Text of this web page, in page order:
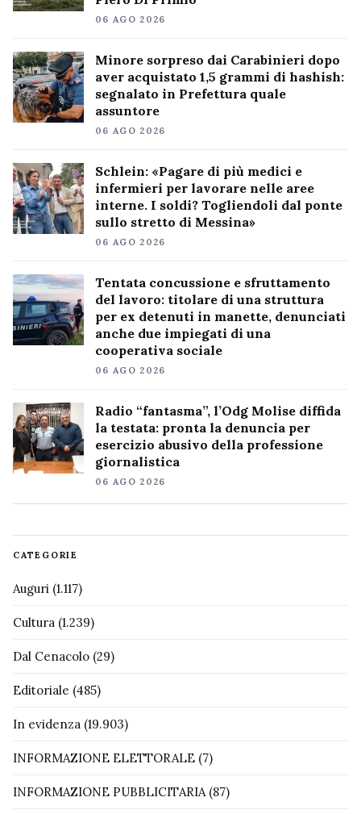
06 AGO 2026
Minore sorpreso dai Carabinieri dopo
aver acquistato 1,5 grammi di hashish:
segnalato in Prefettura quale
assuntore
06 AGO 2026
Schlein: «Pagare di più medici e
infermieri per lavorare nelle aree
interne. I soldi? Togliendoli dal ponte
sullo stretto di Messina»
06 AGO 2026
Tentata concussione e sfruttamento
del lavoro: titolare di una struttura
per ex detenuti in manette, denunciati
anche due impiegati di una
cooperativa sociale
06 AGO 2026
Radio “fantasma”, l’Odg Molise diffida
la testata: pronta la denuncia per
esercizio abusivo della professione
giornalistica
06 AGO 2026
CATEGORIE
Auguri (1.117)
Cultura (1.239)
Dal Cenacolo (29)
Editoriale (485)
In evidenza (19.903)
INFORMAZIONE ELETTORALE (7)
INFORMAZIONE PUBBLICITARIA(87)